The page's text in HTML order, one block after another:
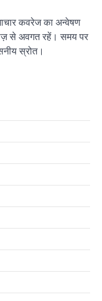
कवरेज का अन्वेषण
से अवगत रहें। समय पर
स्रोत।